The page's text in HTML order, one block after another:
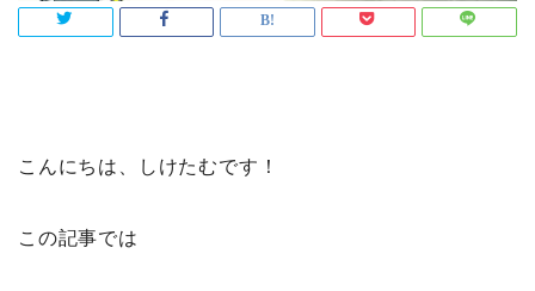
こんにちは、しけたむです！
この記事では